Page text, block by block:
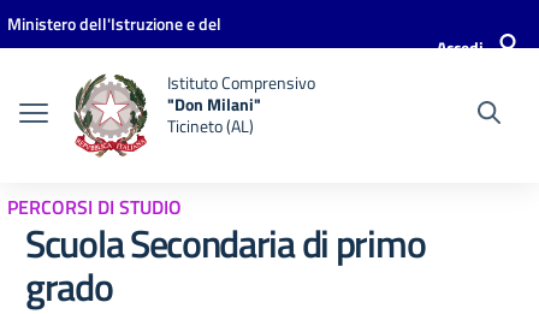
Vai ai contenuti
Vai al menu di navigazione
Vai al footer
Ministero dell'Istruzione e del
Accedi
Istituto Comprensivo
"Don Milani"
Ticineto (AL)
PERCORSI DI STUDIO
Scuola Secondaria di primo
grado